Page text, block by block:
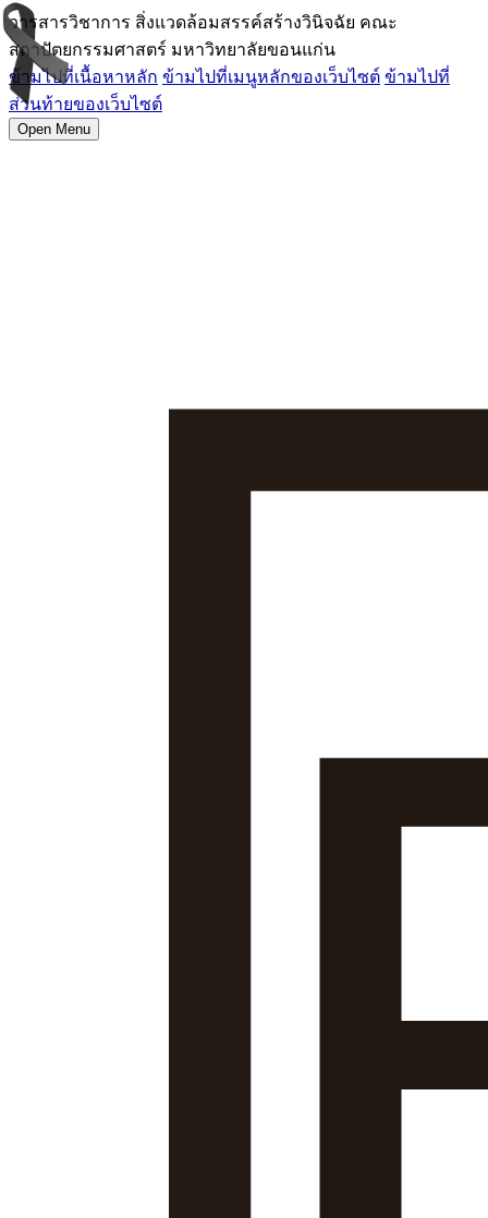
วารสารวิชาการ สิ่งแวดล้อมสรรค์สร้างวินิจฉัย คณะ
สถาปัตยกรรมศาสตร์ มหาวิทยาลัยขอนแก่น
ข้ามไปที่เนื้อหาหลัก ข้ามไปที่เมนูหลักของเว็บไซต์ ข้ามไปที่
ส่วนท้ายของเว็บไซต์
Open Menu